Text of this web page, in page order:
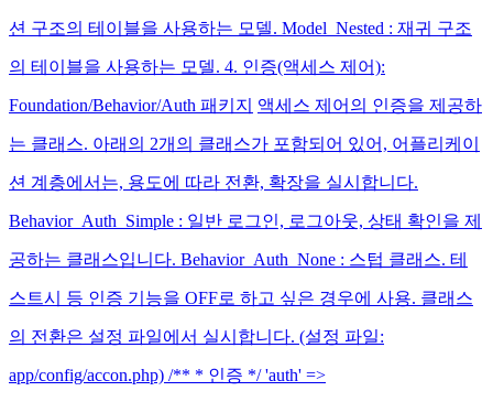
션 구조의 테이블을 사용하는 모델. Model_Nested : 재귀 구조
의 테이블을 사용하는 모델. 4. 인증(액세스 제어):
Foundation/Behavior/Auth 패키지 액세스 제어의 인증을 제공하
는 클래스. 아래의 2개의 클래스가 포함되어 있어, 어플리케이
션 계층에서는, 용도에 따라 전환, 확장을 실시합니다.
Behavior_Auth_Simple : 일반 로그인, 로그아웃, 상태 확인을 제
공하는 클래스입니다. Behavior_Auth_None : 스텁 클래스. 테
스트시 등 인증 기능을 OFF로 하고 싶은 경우에 사용. 클래스
의 전환은 설정 파일에서 실시합니다. (설정 파일:
app/config/accon.php) /** * 인증 */ 'auth' =>